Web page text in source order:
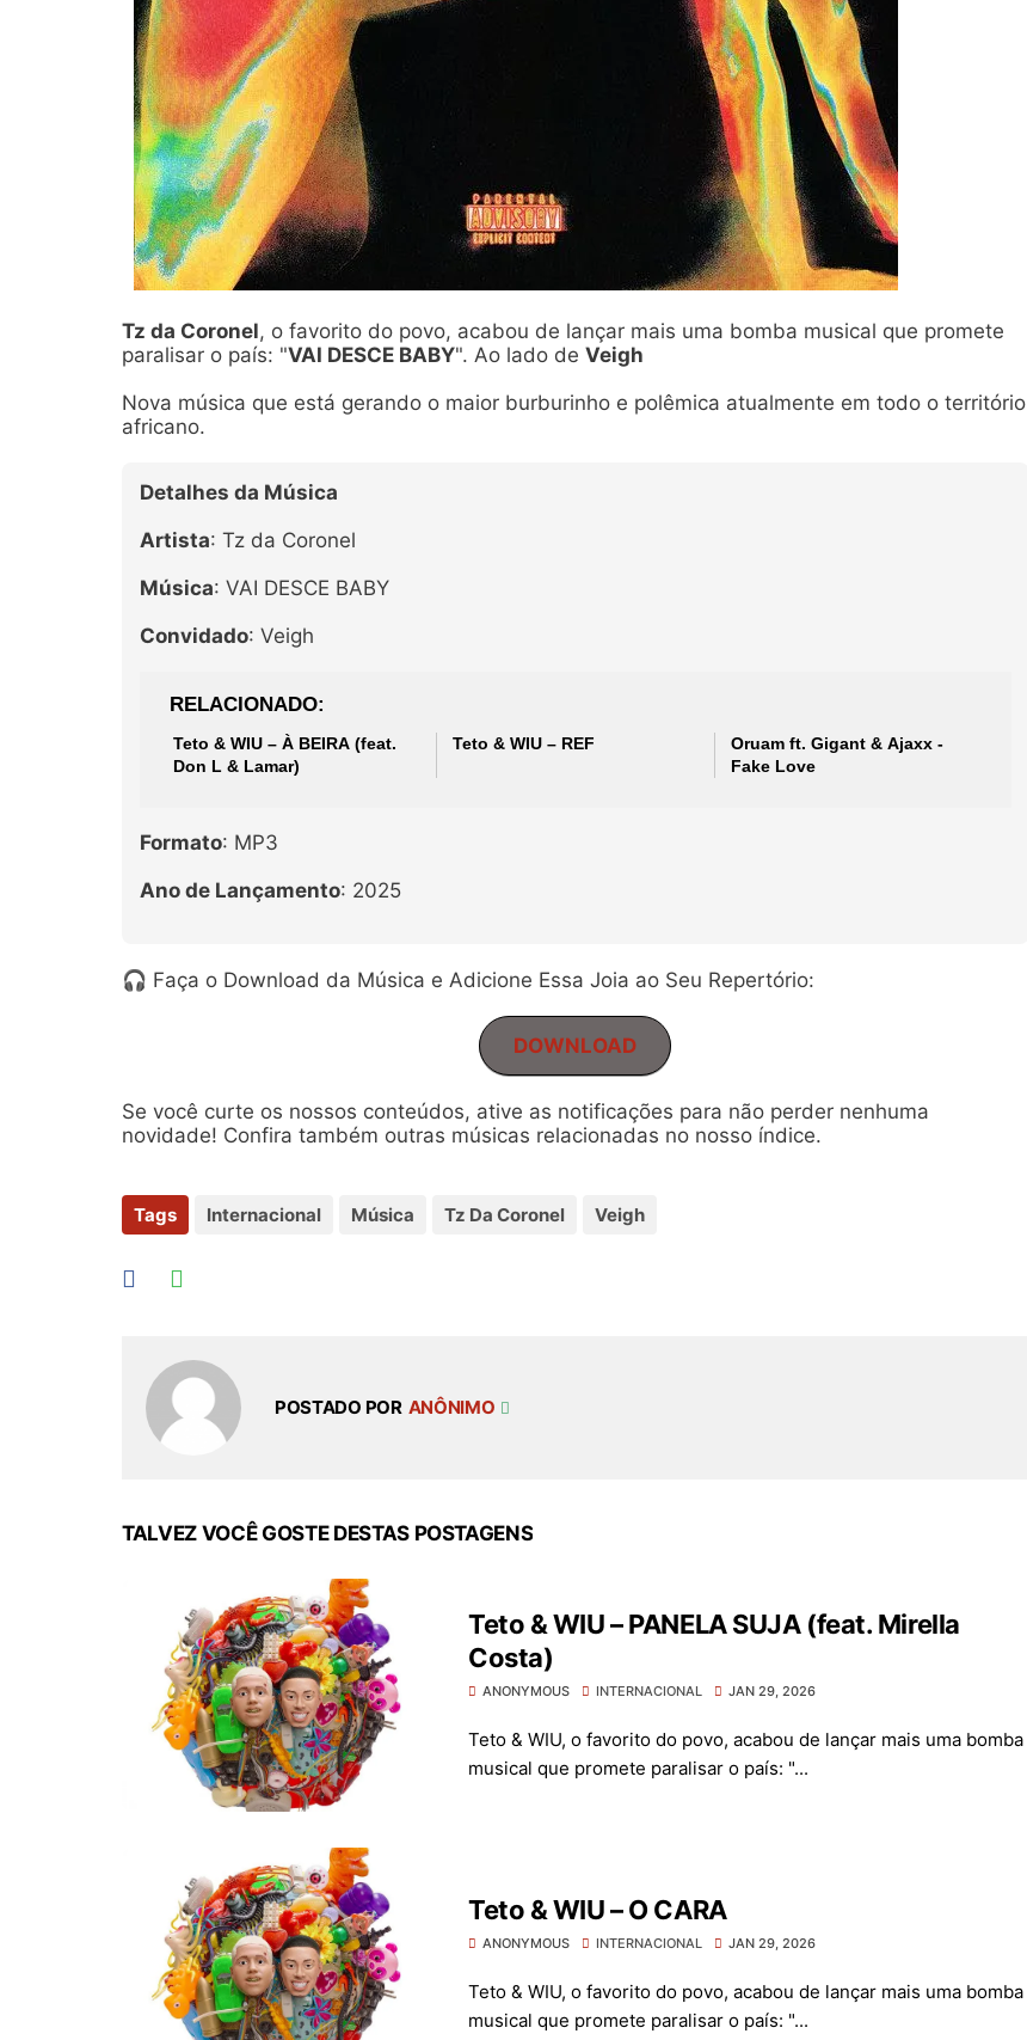
Tz da Coronel, o favorito do povo, acabou de lançar mais uma bomba musical que promete
paralisar o país: "VAI DESCE BABY". Ao lado de Veigh
Nova música que está gerando o maior burburinho e polêmica atualmente em todo o território
africano.
Detalhes da Música
Artista: Tz da Coronel
Música: VAI DESCE BABY
Convidado: Veigh
RELACIONADO
Teto & WIU – À BEIRA (feat.
Don L & Lamar)
Teto & WIU – REF
Oruam ft. Gigant & Ajaxx -
Fake Love
Formato: MP3
Ano de Lançamento: 2025
🎧 Faça o Download da Música e Adicione Essa Joia ao Seu Repertório:
DOWNLOAD
Se você curte os nossos conteúdos, ative as notificações para não perder nenhuma
novidade! Confira também outras músicas relacionadas no nosso índice.
Tags Internacional Música Tz Da Coronel Veigh
POSTADO POR ANÔNIMO
TALVEZ VOCÊ GOSTE DESTAS POSTAGENS
Teto & WIU – PANELA SUJA (feat. Mirella
Costa)
ANONYMOUS INTERNACIONAL JAN 29, 2026
Teto & WIU, o favorito do povo, acabou de lançar mais uma bomba
musical que promete paralisar o país: "...
Teto & WIU – O CARA
ANONYMOUS INTERNACIONAL JAN 29, 2026
Teto & WIU, o favorito do povo, acabou de lançar mais uma bomba
musical que promete paralisar o país: "...